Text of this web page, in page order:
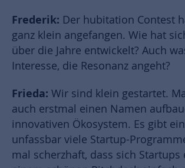
Frederik: Der hubitation Contest
ganz klein angefangen. Wie hat
über die Jahre entwickelt? Auch
Interesse, die Resonanz angeht?
Frieda: Wir sind klein gestartet.
auch erstmal einen Namen
innovativen Ökosystem. Es gibt
unfassbar viele Startup-
mal scherzhaft, dass sich